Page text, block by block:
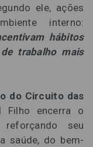
ele, ações
interno:
hábitos
trabalho mais
do Circuito das
Filho encerra o
seu
saúde, do bem-